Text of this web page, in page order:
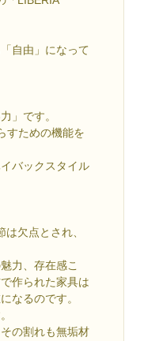
自由」になって
」です。
すための機能を
バックスタイル
欠点とされ、
力、存在感こ
作られた家具は
なるのです。
の割れも無垢材